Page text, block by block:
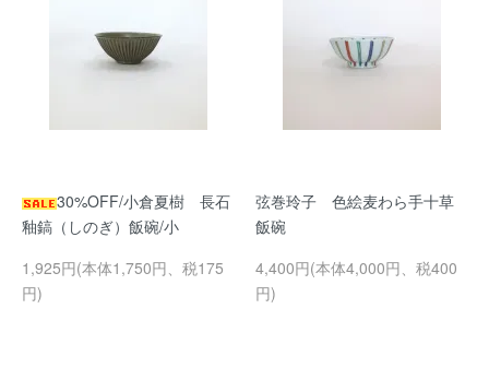
30%OFF/小倉夏樹 長石
釉鎬（しのぎ）飯碗/小
1,925円(本体1,750円、税175
円)
弦巻玲子 色絵麦わら手十草
飯碗
4,400円(本体4,000円、税400
円)